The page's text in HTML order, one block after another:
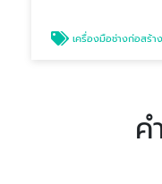
เครื่องมือช่างก่อสร้า
ค